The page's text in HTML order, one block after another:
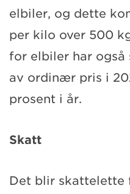
elbiler, og dette
per kilo over 500
for elbiler har
av ordinær pris i
prosent i år.
Skatt
Det blir skattelette